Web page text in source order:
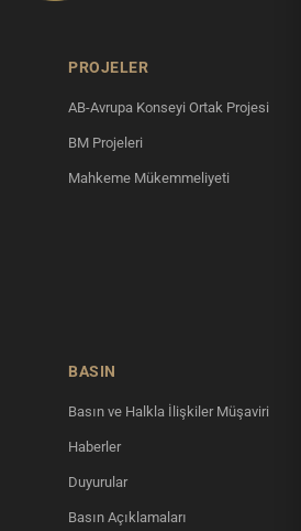
PROJELER
AB-Avrupa Konseyi Ortak Projesi
BM Projeleri
Mahkeme Mükemmeliyeti
BASIN
Basın ve Halkla İlişkiler Müşaviri
Haberler
Duyurular
Basın Açıklamaları